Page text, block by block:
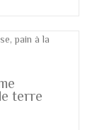
terre